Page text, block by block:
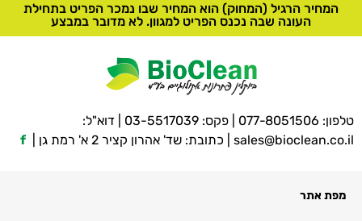
המחיר הרגיל (המחוק) הוא המחיר שבו נמכר הפריט בתחילת
העונה שבה נכנס הפריט למגוון. לא מדובר במבצע
טלפון: 077-8051506 | פקס: 03-5517039 | דוא"ל:
sales@bioclean.co.il | כתובת: שד' אהרון קציר 2 א' רמת גן | f
מפת אתר